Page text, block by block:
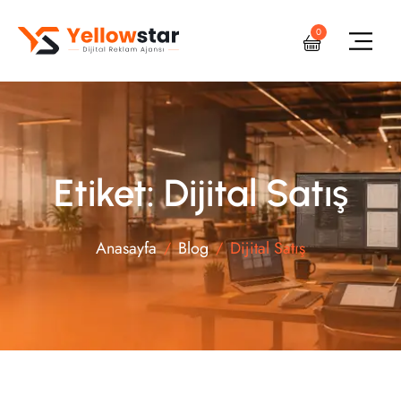
0
Etiket: Dijital Satış
Anasayfa Blog Dijital Satış